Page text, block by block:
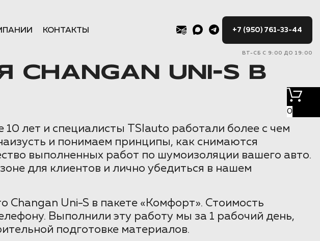
КОНТАКТЫ +7 (950) 761-33-44
ВТ-СБ С 9:00 ДО 19:00
0
UNI-S В
лет и специалисты TSIauto работали более с чем
и понимаем принципы, как снимаются
выполненных работ по шумоизоляции вашего авто.
для клиентов и лично убедиться в нашем
Changan Uni-S в пакете «Комфорт». Стоимость
Выполнили эту работу мы за 1 рабочий день,
подготовке материалов.